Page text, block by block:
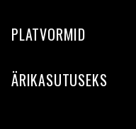
PLATVORMID
ÄRIKASUTUSEKS